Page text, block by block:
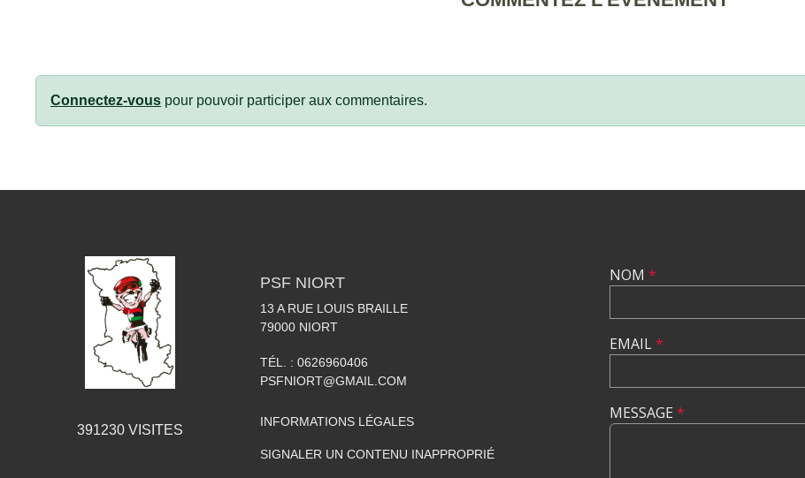
Connectez-vous pour pouvoir participer aux commentaires.
391230 VISITES
PSF NIORT
13 A RUE LOUIS BRAILLE
79000 NIORT
TÉL. : 0626960406
PSFNIORT@GMAIL.COM
INFORMATIONS LÉGALES
SIGNALER UN CONTENU INAPPROPRIÉ
NOM *
EMAIL*
MESSAGE *